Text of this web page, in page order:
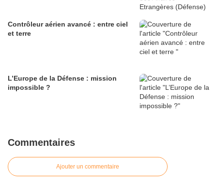
Contrôleur aérien avancé : entre ciel
et terre
L’Europe de la Défense : mission
impossible ?
Commentaires
Ajouter un commentaire